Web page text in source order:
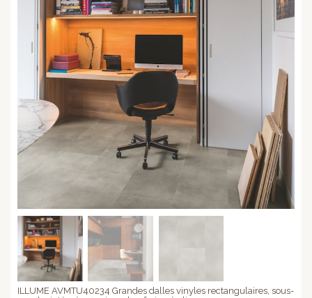
ILLUME AVMTU40234 Grandes dalles vinyles rectangulaires, sous-